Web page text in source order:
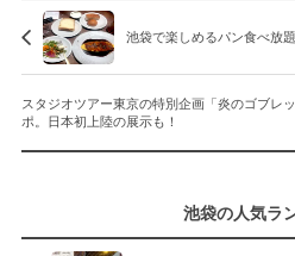
池袋で楽しめるパン食べ放
スタジオツアー東京の特別企画「炎のゴブレ
ポ。日本初上陸の展示も！
池袋の人気ラ